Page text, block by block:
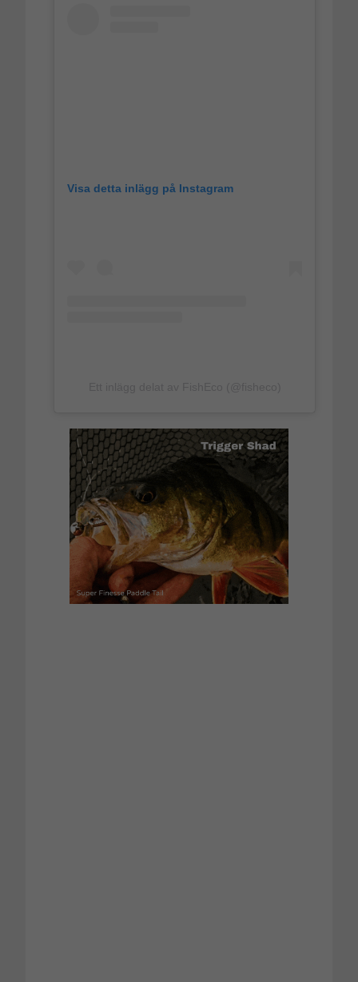
Visa detta inlägg på Instagram